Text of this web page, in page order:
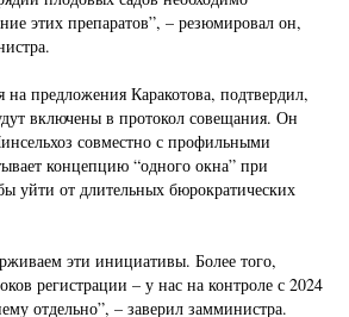
этих препаратов”, – резюмировал он,
на предложения Каракотова, подтвердил,
включены в протокол совещания. Он
совместно с профильными
концепцию “одного окна” при
уйти от длительных бюрократических
эти инициативы. Более того,
регистрации – у нас на контроле с 2024
отдельно”, – заверил замминистра.